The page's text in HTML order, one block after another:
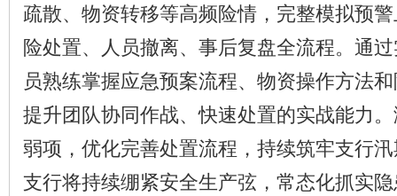
疏散、物资转移等高频险情，完整模拟预
险处置、人员撤离、事后复盘全流程。通
员熟练掌握应急预案流程、物资操作方法
提升团队协同作战、快速处置的实战能力
弱项，优化完善处置流程，持续筑牢支行
支行将持续绷紧安全生产弦，常态化抓实